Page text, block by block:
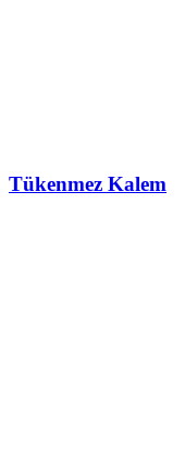
Tükenmez Kalem